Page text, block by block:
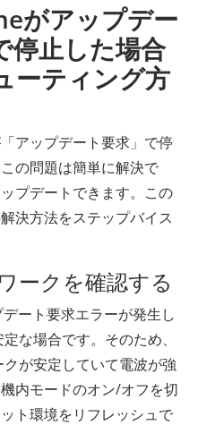
がアップデー
停止した場合
ーティング方
アップデート要求」で停
の問題は簡単に解決で
プデートできます。この
決方法をステップバイス
ークを確認する
ート要求エラーが発生し
な場合です。そのため、
が安定していて電波が強
内モードのオン/オフを切
ト環境をリフレッシュで